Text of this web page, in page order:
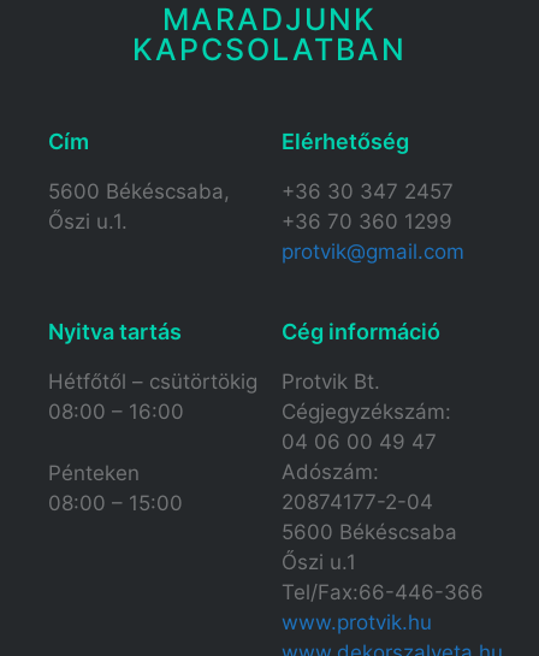
MARADJUNK
KAPCSOLATBAN
Cím
5600 Békéscsaba,
Őszi u.1.
Elérhetőség​
+36 30 347 2457
+36 70 360 1299
protvik@gmail.com
Nyitva tartás​
Hétfőtől – csütörtökig
08:00 – 16:00
Pénteken
08:00 – 15:00
Cég információ
Protvik Bt.
Cégjegyzékszám:
04 06 00 49 47
Adószám:
20874177-2-04
5600 Békéscsaba
Őszi u.1
Tel/Fax:66-446-366
www.protvik.hu